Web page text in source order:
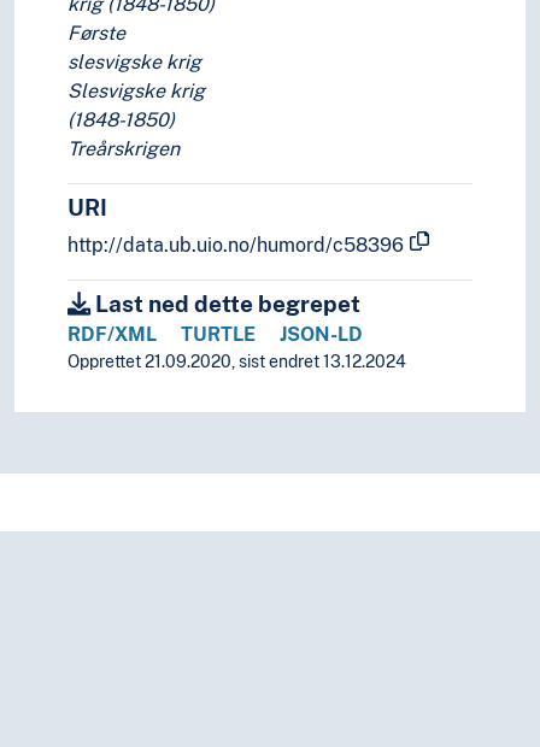
Politiske grupperinger
Politiske konflikter
Politiske prosesser
Politiske systemer
Rettsoppgjør
Sikkerhet (Statsvitenskap)
Stat
Statskupp
Statsmakt
Stormakter
Verdenssamfunn
Første
slesvigske krig
Slesvigske krig
(1848-1850)
Treårskrigen
URI
http://data.ub.uio.no/humord/c58396
Last ned dette begrepet
RDF/XML TURTLE JSON-LD
Opprettet 21.09.2020, sist endret 13.12.2024